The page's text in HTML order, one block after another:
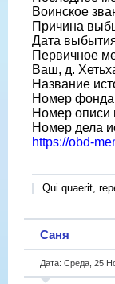
Воинское
Причина
Дата
Первичное
Ваш, д.
Название
Номер фонда
Номер описи
Номер дела
https://obd-
Qui quaerit,
Саня
Дата: Среда, 25